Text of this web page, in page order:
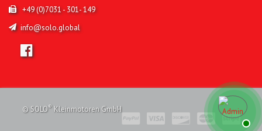
+49 (0)7031 - 301- 149
info@solo.global
© SOLO®Kleinmotoren GmbH